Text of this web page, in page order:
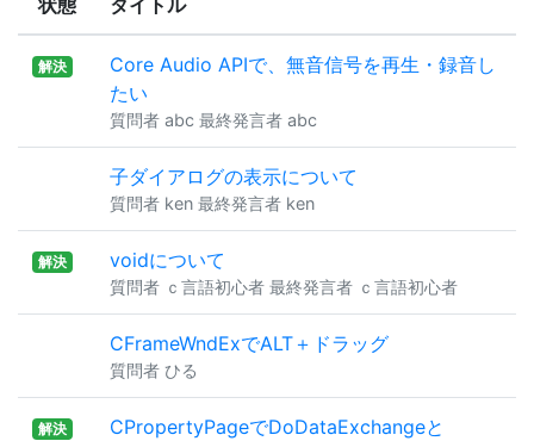
状態 タイトル
解決
Core Audio APIで、無音信号を再生・録音し
たい
質問者 abc 最終発言者 abc
子ダイアログの表示について
質問者 ken 最終発言者 ken
解決 voidについて
質問者 ｃ言語初心者 最終発言者 ｃ言語初心者
CFrameWndExでALT＋ドラッグ
質問者 ひる
解決
CPropertyPageでDoDataExchangeと